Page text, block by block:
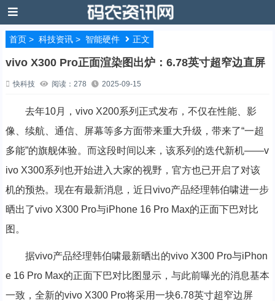
首页> 科技资讯> 智能硬件 正文
vivo X300 Pro正面渲染图出炉：6.78英寸超窄边直屏
快科技 阅读：278 2025-09-15
去年10月，vivo X200系列正式发布，不仅在性能、影
像、续航、通信、屏幕等多方面带来重大升级，带来了“一超
多能”的旗舰体验。而这段时间以来，该系列的迭代新机——v
ivo X300系列也开始进入大家的视野，官方也已开启了对该
机的预热。现在有最新消息，近日vivo产品经理韩伯啸进一步
晒出了vivo X300 Pro与iPhone 16 Pro Max的正面下巴对比
图。
据vivo产品经理韩伯啸最新晒出的vivo X300 Pro与iPhon
e 16 Pro Max的正面下巴对比图显示，与此前曝光的消息基本
一致，全新的vivo X300 Pro将采用一块6.78英寸超窄边屏